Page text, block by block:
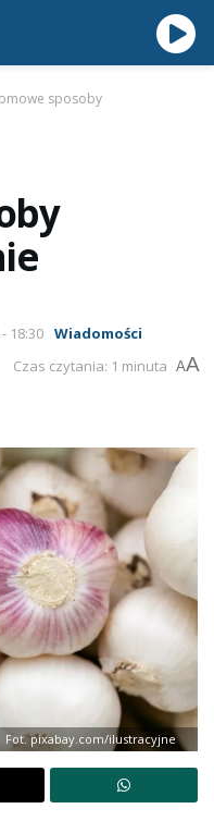
sposoby
18:30 Wiadomości
Czas czytania: 1 minuta AA
Fot. pixabay.com/ilustracyjne